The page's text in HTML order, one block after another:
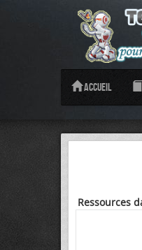
Accueil
Ressources